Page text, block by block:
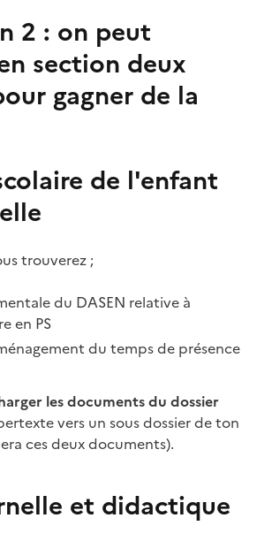
2 : on peut
section deux
gagner de la
de l'enfant
trouverez ;
du DASEN relative à
en PS
du temps de présence
les documents du dossier
vers un sous dossier de ton
ces deux documents).
et didactique